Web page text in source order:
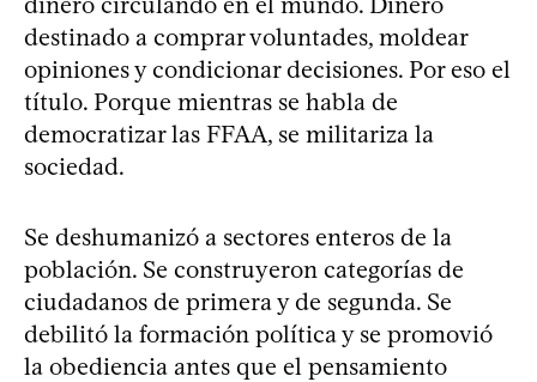
destinado a comprar voluntades, moldear
opiniones y condicionar decisiones. Por eso el
título. Porque mientras se habla de
democratizar las FFAA, se militariza la
sociedad.
Se deshumanizó a sectores enteros de la
población. Se construyeron categorías de
ciudadanos de primera y de segunda. Se
debilitó la formación política y se promovió
la obediencia antes que el pensamiento